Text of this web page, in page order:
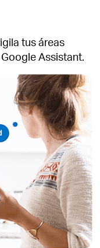
tus áreas
Assistant.